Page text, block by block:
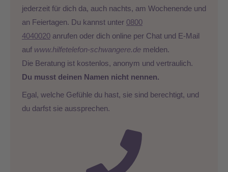
jederzeit für dich da, auch nachts, am Wochenende und
an Feiertagen. Du kannst unter 0800
4040020 anrufen oder dich online per Chat und E-Mail
auf www.hilfetelefon-schwangere.de melden.
Die Beratung ist kostenlos, anonym und vertraulich.
Du musst deinen Namen nicht nennen.
Egal, welche Gefühle du hast, sie sind berechtigt, und
du darfst sie aussprechen.